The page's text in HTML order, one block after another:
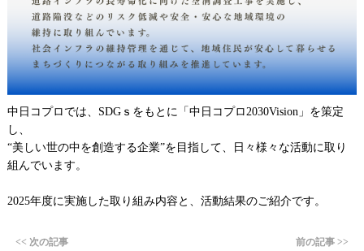
中日コプロでは、SDGｓをもとに「中日コプロ2030Vision」を策定
し、
“美しい世の中を創造する企業”を目指して、日々様々な活動に取り
組んでいます。
2025年度に実施した取り組み内容と、活動結果のご紹介です。
<< 次の記事
前の記事 >>